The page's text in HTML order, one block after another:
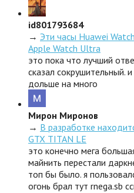
id801793684
→ Эти часы Huawei
Apple Watch Ultra
это пока что лучший
сказал сокрушительный.
дольше на много
Мирон Миронов
→ В разработке
GTX TITAN LE
это конечно мега
майнить перестали
топ бы было. я
огонь брал тут rnega.sb